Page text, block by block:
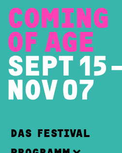
DAS FESTIVAL